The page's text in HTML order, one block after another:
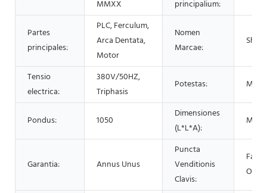
MMXX
principalium:
Partes
principales:
PLC, Ferculum,
Arca Dentata,
Motor
Nomen
Marcae:
Tensio
electrica:
380V/50HZ,
Triphasis
Potestas:
Pondus: 1050
Dimensiones
(L*L*A):
Garantia: Annus Unus
Puncta
Venditionis
Clavis:
Facile